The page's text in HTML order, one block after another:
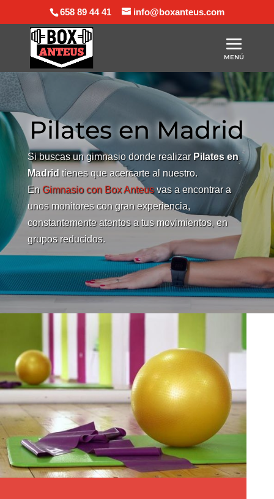
658 89 44 41 info@boxanteus.com
Pilates en Madrid
Si buscas un gimnasio donde realizarPilates en
Madridtienes que acercarte al nuestro.
En Gimnasio con Box Anteusvas a encontrar a
unos monitores con gran experiencia,
constantemente atentos a tus movimientos, en
grupos reducidos.